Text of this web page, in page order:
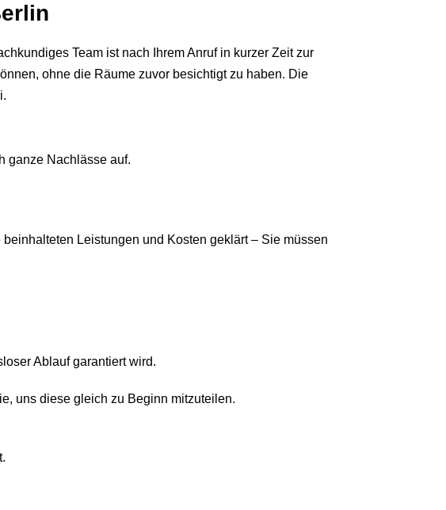
Team ist nach Ihrem Anruf in kurzer Zeit zur
ohne die Räume zuvor besichtigt zu haben. Die
ganze Nachlässe auf.
Leistungen und Kosten geklärt – Sie müssen
Ablauf garantiert wird.
uns diese gleich zu Beginn mitzuteilen.